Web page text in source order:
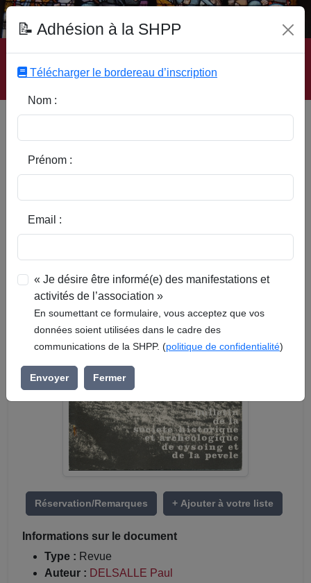
Accueil | Site SHPP | Auteurs | Editeurs | Rubriques |
Sous-Rubriques | Mots-Clefs | Contact
Mons-en-Pévèle aux XVIe, XVIIe
et XVIIIe siècles, d'après des
Réservation/Remarques + Ajouter à votre liste
Informations sur le document
Type : Revue
Auteur : DELSALLE Paul
📝 Adhésion à la SHPP
Télécharger le bordereau d’inscription
Nom :
Prénom :
Email :
« Je désire être informé(e) des manifestations et
activités de l’association »
En soumettant ce formulaire, vous acceptez que vos
données soient utilisées dans le cadre des
communications de la SHPP. (politique de confidentialité)
Envoyer Fermer